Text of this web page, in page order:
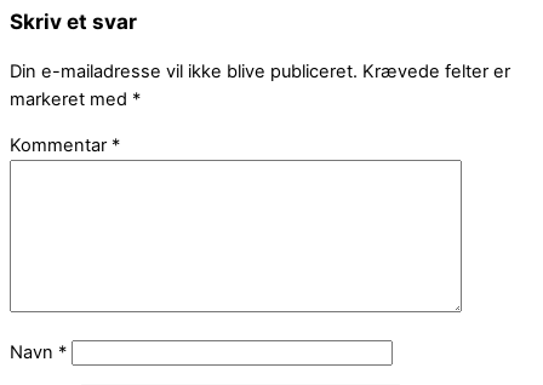
Skriv et svar
Din e-mailadresse vil ikke blive publiceret. Krævede felter er
markeret med *
Kommentar *
Navn *